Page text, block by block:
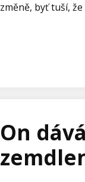
změně, byť tuší, že
On dává